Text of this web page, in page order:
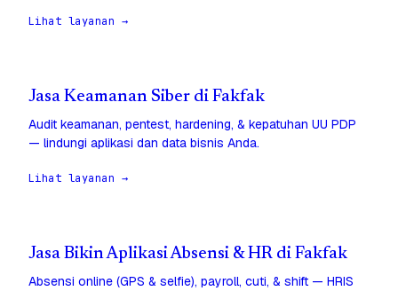
Lihat layanan →
Jasa Keamanan Siber di Fakfak
Audit keamanan, pentest, hardening, & kepatuhan UU PDP
— lindungi aplikasi dan data bisnis Anda.
Lihat layanan →
Jasa Bikin Aplikasi Absensi & HR di Fakfak
Absensi online (GPS & selfie), payroll, cuti, & shift — HRIS